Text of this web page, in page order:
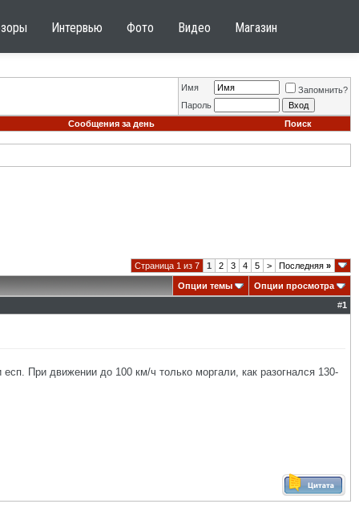
Интервью Фото Видео Магазин
Имя
Запомнить?
Пароль
Сообщения за день
Поиск
Страница 1 из 7 1 2 3 4 5 > Последняя »
Опции темы
Опции просмотра
#1
При движении до 100 км/ч только моргали, как разогнался 130-